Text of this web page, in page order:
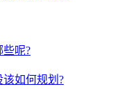
些呢?
如何规划?